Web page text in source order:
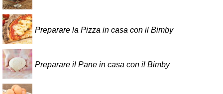
Preparare la Pizza in casa con il Bimby
Preparare il Pane in casa con il Bimby